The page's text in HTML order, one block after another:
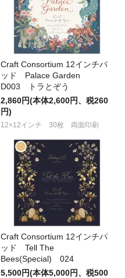
Craft Consortium 12インチパ
ッド Palace Garden
D003 トラとぞう
2,860円(本体2,600円、税260
円)
12×12インチ 30枚 両面印刷
Craft Consortium 12インチパ
ッド Tell The
Bees(Special) 024
5,500円(本体5,000円、税500